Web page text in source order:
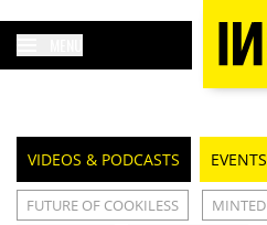
VIDEOS & PODCASTS EVENTS
FUTURE OF COOKILESS MINTED